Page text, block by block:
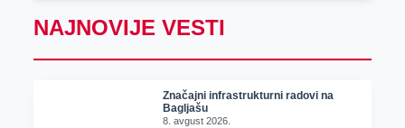
NAJNOVIJE VESTI
Značajni infrastrukturni radovi na
Bagljašu
8. avgust 2026.